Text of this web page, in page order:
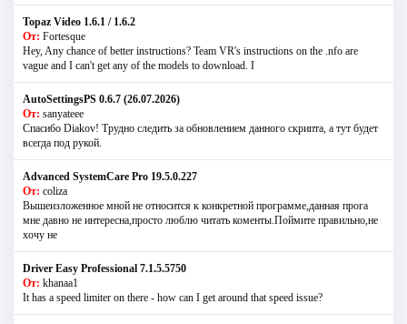
Topaz Video 1.6.1 / 1.6.2
От: Fortesque
Hey, Any chance of better instructions? Team VR's instructions on the .nfo are
vague and I can't get any of the models to download. I
AutoSettingsPS 0.6.7 (26.07.2026)
От: sanyateee
Спасибо Diakov! Трудно следить за обновлением данного скрипта, а тут будет
всегда под рукой.
Advanced SystemCare Pro 19.5.0.227
От: coliza
Вышеизложенное мной не относится к конкретной программе,данная прога
мне давно не интересна,просто люблю читать коменты.Поймите правильно,не
хочу не
Driver Easy Professional 7.1.5.5750
От: khanaa1
It has a speed limiter on there - how can I get around that speed issue?